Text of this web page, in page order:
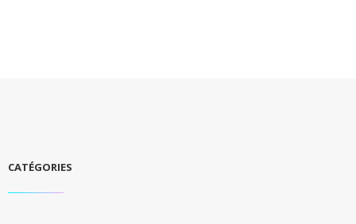
CATÉGORIES